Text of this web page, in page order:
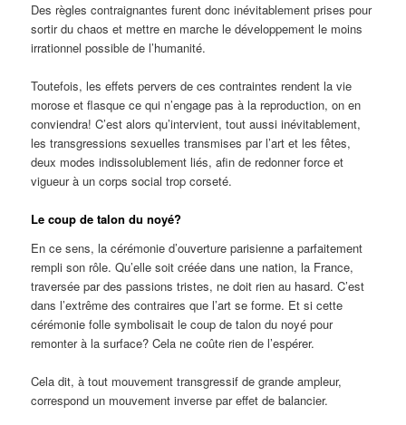
Des règles contraignantes furent donc inévitablement prises pour
sortir du chaos et mettre en marche le développement le moins
irrationnel possible de l’humanité.
Toutefois, les effets pervers de ces contraintes rendent la vie
morose et flasque ce qui n’engage pas à la reproduction, on en
conviendra! C’est alors qu’intervient, tout aussi inévitablement,
les transgressions sexuelles transmises par l’art et les fêtes,
deux modes indissolublement liés, afin de redonner force et
vigueur à un corps social trop corseté.
Le coup de talon du noyé?
En ce sens, la cérémonie d’ouverture parisienne a parfaitement
rempli son rôle. Qu’elle soit créée dans une nation, la France,
traversée par des passions tristes, ne doit rien au hasard. C’est
dans l’extrême des contraires que l’art se forme. Et si cette
cérémonie folle symbolisait le coup de talon du noyé pour
remonter à la surface? Cela ne coûte rien de l’espérer.
Cela dit, à tout mouvement transgressif de grande ampleur,
correspond un mouvement inverse par effet de balancier.